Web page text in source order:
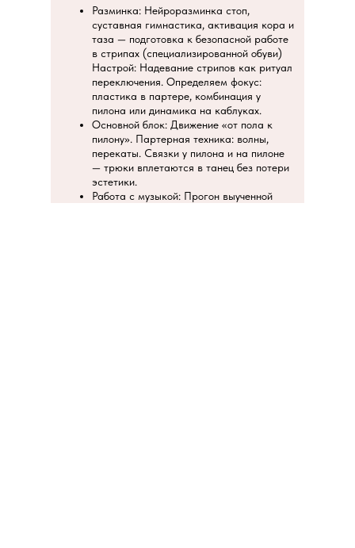
Разминка: Нейроразминка стоп,
суставная гимнастика, активация кора и
таза — подготовка к безопасной работе
в стрипах (специализированной обуви)
Настрой: Надевание стрипов как ритуал
переключения. Определяем фокус:
пластика в партере, комбинация у
пилона или динамика на каблуках.
Основной блок: Движение «от пола к
пилону». Партерная техника: волны,
перекаты. Связки у пилона и на пилоне
— трюки вплетаются в танец без потери
эстетики.
Работа с музыкой: Прогон выученной